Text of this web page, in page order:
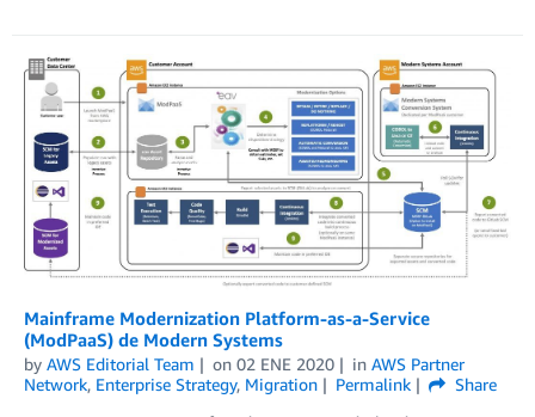
Mainframe Modernization Platform-as-a-Service
(ModPaaS) de Modern Systems
by AWS Editorial Team on 02 ENE 2020 in AWS Partner
Network, Enterprise Strategy, Migration Permalink
Share